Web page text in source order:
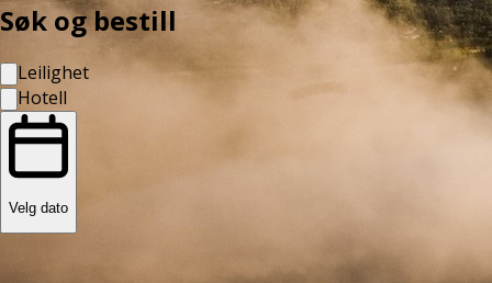
Søk og bestill
Leilighet
Hotell
Velg dato